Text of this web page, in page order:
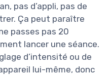
pas d’appli, pas de
Ça peut paraître
passes pas 20
lancer une séance.
d’intensité ou de
lui-même, donc